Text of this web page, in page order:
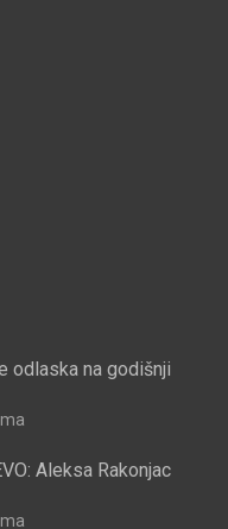
odlaska na godišnji
Aleksa Rakonjac